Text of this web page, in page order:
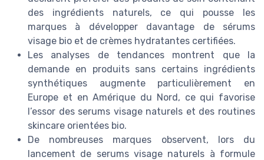
des ingrédients naturels, ce qui pousse les
marques à développer davantage de sérums
visage bio et de crèmes hydratantes certifiées.
Les analyses de tendances montrent que la
demande en produits sans certains ingrédients
synthétiques augmente particulièrement en
Europe et en Amérique du Nord, ce qui favorise
l’essor des serums visage naturels et des routines
skincare orientées bio.
De nombreuses marques observent, lors du
lancement de serums visage naturels à formule